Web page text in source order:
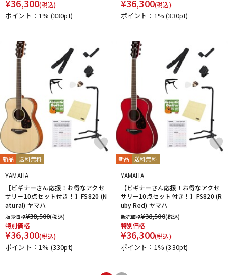
¥36,300(税込)
ポイント：1% (330pt)
¥36,300(税込)
ポイント：1%(330pt)
新品 送料無料
YAMAHA
【ビギナーさん応援！お得なアクセ
サリー10点セット付き！】FS820 (N
atural) ヤマハ
販売価格¥38,500(税込)
特別価格
¥36,300(税込)
ポイント：1% (330pt)
新品 送料無料
YAMAHA
【ビギナーさん応援！お得なアクセ
サリー10点セット付き！】FS820 (R
uby Red) ヤマハ
販売価格¥38,500(税込)
特別価格
¥36,300(税込)
ポイント：1%(330pt)